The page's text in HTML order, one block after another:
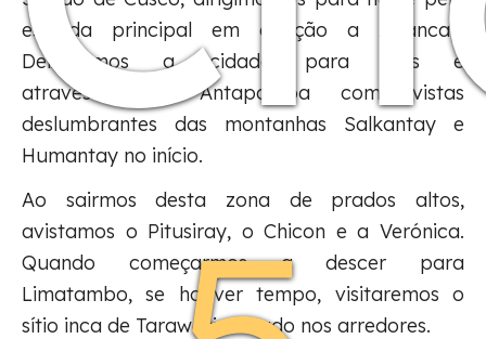
estrada principal em direção a Abancay.
Deixaremos a cidade para trás e
atravessaremos Antapampa com vistas
deslumbrantes das montanhas Salkantay e
Humantay no início.
Ao sairmos desta zona de prados altos,
avistamos o Pitusiray, o Chicon e a Verónica.
Quando começarmos a descer para
Limatambo, se houver tempo, visitaremos o
sítio inca de Tarawasi, situado nos arredores.